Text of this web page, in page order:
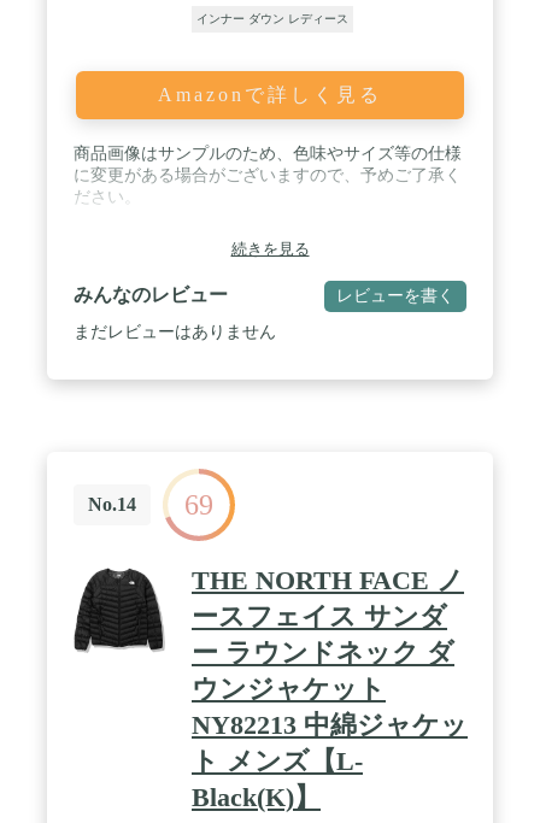
インナー ダウン レディース
Amazonで詳しく見る
商品画像はサンプルのため、色味やサイズ等の仕様
に変更がある場合がございますので、予めご了承く
ださい。
続きを見る
みんなのレビュー レビューを書く
まだレビューはありません
No.14 69
THE NORTH FACE ノ
ースフェイス サンダ
ー ラウンドネック ダ
ウンジャケット
NY82213 中綿ジャケッ
ト メンズ【L-
Black(K)】